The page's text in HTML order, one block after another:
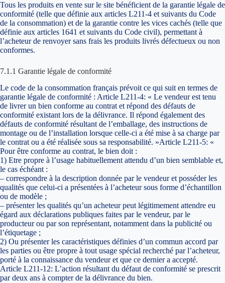
Tous les produits en vente sur le site bénéficient de la garantie légale de
conformité (telle que définie aux articles L211-4 et suivants du Code
de la consommation) et de la garantie contre les vices cachés (telle que
définie aux articles 1641 et suivants du Code civil), permettant à
l’acheteur de renvoyer sans frais les produits livrés défectueux ou non
conformes.
7.1.1 Garantie légale de conformité
Le code de la consommation français prévoit ce qui suit en termes de
garantie légale de conformité : Article L211-4: « Le vendeur est tenu
de livrer un bien conforme au contrat et répond des défauts de
conformité existant lors de la délivrance. Il répond également des
défauts de conformité résultant de l’emballage, des instructions de
montage ou de l’installation lorsque celle-ci a été mise à sa charge par
le contrat ou a été réalisée sous sa responsabilité. »Article L211-5: «
Pour être conforme au contrat, le bien doit :
1) Etre propre à l’usage habituellement attendu d’un bien semblable et,
le cas échéant :
– correspondre à la description donnée par le vendeur et posséder les
qualités que celui-ci a présentées à l’acheteur sous forme d’échantillon
ou de modèle ;
– présenter les qualités qu’un acheteur peut légitimement attendre eu
égard aux déclarations publiques faites par le vendeur, par le
producteur ou par son représentant, notamment dans la publicité ou
l’étiquetage ;
2) Ou présenter les caractéristiques définies d’un commun accord par
les parties ou être propre à tout usage spécial recherché par l’acheteur,
porté à la connaissance du vendeur et que ce dernier a accepté.
Article L211-12: L’action résultant du défaut de conformité se prescrit
par deux ans à compter de la délivrance du bien.